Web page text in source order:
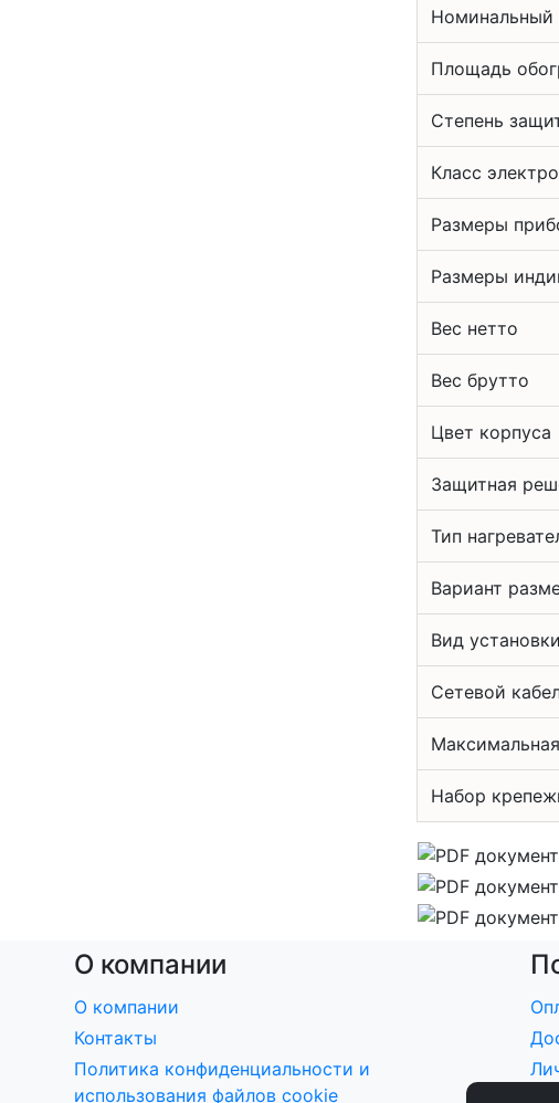
Номинальный
Площадь
Степень
Класс
Размеры
Размеры
Вес нетто
Вес брутто
Цвет корпуса
Защитная
Тип
Вариант
Вид
Сетевой
Набор
О компании
О компании
Контакты
Политика конфиденциальности и
использования файлов cookie